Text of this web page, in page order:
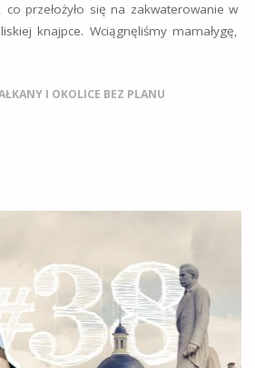
przełożyło się na zakwaterowanie w
knajpce. Wciągnęliśmy mamałygę,
I OKOLICE BEZ PLANU